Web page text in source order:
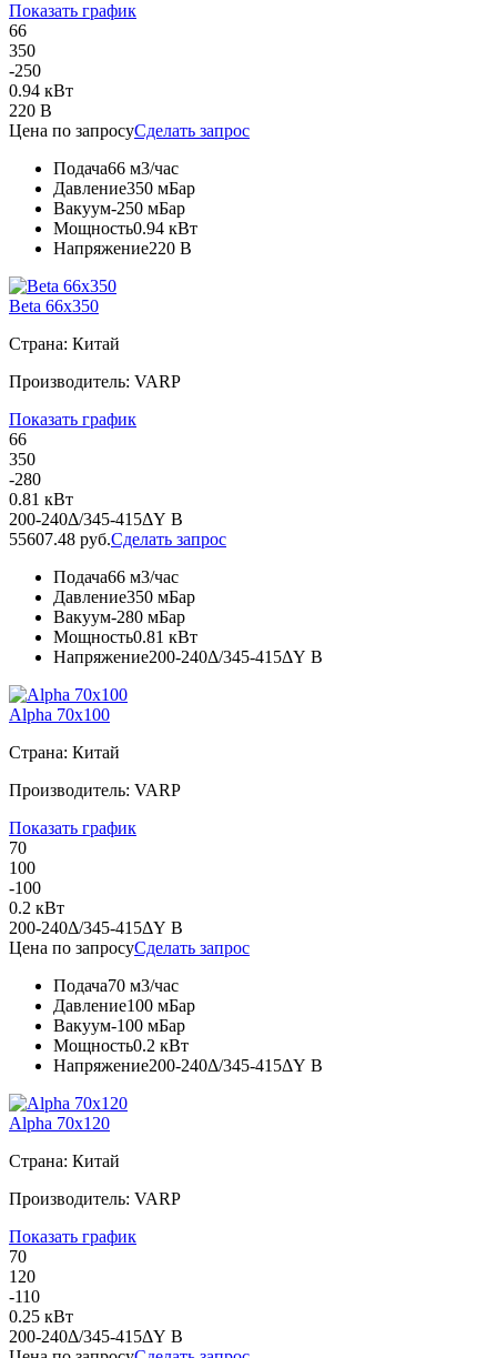
Показать график
66
350
-250
0.94 кВт
220 В
Цена по запросуСделать запрос
Подача66 м3/час
Давление350 мБар
Вакуум-250 мБар
Мощность0.94 кВт
Напряжение220 В
Beta 66x350
Страна: Китай
Производитель: VARP
Показать график
66
350
-280
0.81 кВт
200-240Δ/345-415ΔY В
55607.48 руб.Сделать запрос
Подача66 м3/час
Давление350 мБар
Вакуум-280 мБар
Мощность0.81 кВт
Напряжение200-240Δ/345-415ΔY В
Alpha 70x100
Страна: Китай
Производитель: VARP
Показать график
70
100
-100
0.2 кВт
200-240Δ/345-415ΔY В
Цена по запросуСделать запрос
Подача70 м3/час
Давление100 мБар
Вакуум-100 мБар
Мощность0.2 кВт
Напряжение200-240Δ/345-415ΔY В
Alpha 70x120
Страна: Китай
Производитель: VARP
Показать график
70
120
-110
0.25 кВт
200-240Δ/345-415ΔY В